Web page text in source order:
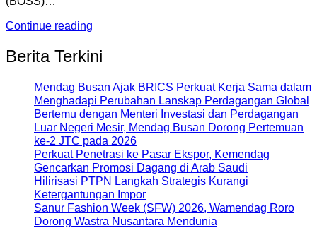
Continue reading
Berita Terkini
Mendag Busan Ajak BRICS Perkuat Kerja Sama dalam
Menghadapi Perubahan Lanskap Perdagangan Global
Bertemu dengan Menteri Investasi dan Perdagangan
Luar Negeri Mesir, Mendag Busan Dorong Pertemuan
ke-2 JTC pada 2026
Perkuat Penetrasi ke Pasar Ekspor, Kemendag
Gencarkan Promosi Dagang di Arab Saudi
Hilirisasi PTPN Langkah Strategis Kurangi
Ketergantungan Impor
Sanur Fashion Week (SFW) 2026, Wamendag Roro
Dorong Wastra Nusantara Mendunia